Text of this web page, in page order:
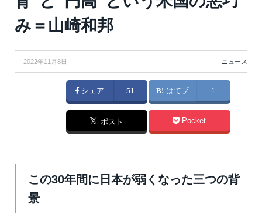
み＝山崎和邦
2022年11月8日 ニュース
シェア 51 はてブ 1
ポスト Pocket
この30年間に日本が弱くなった三つの背
景